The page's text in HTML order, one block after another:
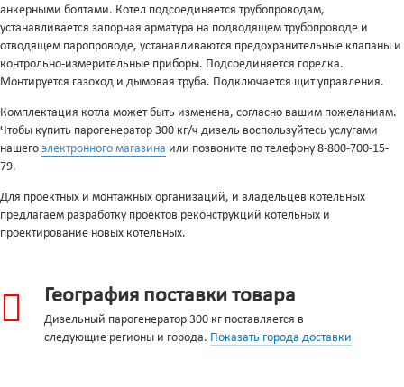
анкерными болтами. Котел подсоединяется трубопроводам,
устанавливается запорная арматура на подводящем трубопроводе и
отводящем паропроводе, устанавливаются предохранительные клапаны и
контрольно-измерительные приборы. Подсоединяется горелка.
Монтируется газоход и дымовая труба. Подключается щит управления.
Комплектация котла может быть изменена, согласно вашим пожеланиям.
Чтобы купить парогенератор 300 кг/ч дизель воспользуйтесь услугами
нашего электронного магазина или позвоните по телефону 8-800-700-15-
79.
Для проектных и монтажных организаций, и владельцев котельных
предлагаем разработку проектов реконструкций котельных и
проектирование новых котельных.
География поставки товара
Дизельный парогенератор 300 кг поставляется в
следующие регионы и города. Показать города доставки